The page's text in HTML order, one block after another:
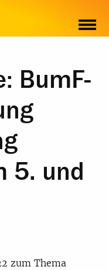
BumF-
5. und
zum Thema